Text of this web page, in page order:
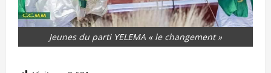
Jeunes du parti YELEMA « le changement »